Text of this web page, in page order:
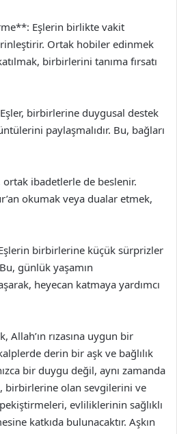
Eşlerin birlikte vakit
Ortak hobiler edinmek
birbirlerini tanıma fırsatı
birbirlerine duygusal destek
paylaşmalıdır. Bu, bağları
ibadetlerle de beslenir.
okumak veya dualar etmek,
birbirlerine küçük sürprizler
günlük yaşamın
heyecan katmaya yardımcı
rızasına uygun bir
derin bir aşk ve bağlılık
bir duygu değil, aynı zamanda
birbirlerine olan sevgilerini ve
evliliklerinin sağlıklı
katkıda bulunacaktır. Aşkın